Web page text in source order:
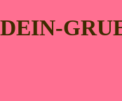
DEIN-